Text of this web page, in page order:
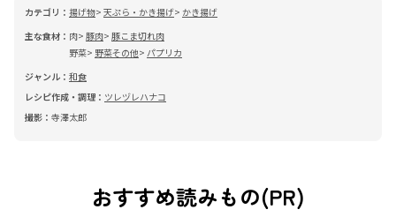
カテゴリ： 揚げ物 天ぷら・かき揚げ
かき揚げ
主な食材： 肉 豚肉 豚こま切れ肉
野菜
野菜その他 パプリカ
ジャンル： 和食
レシピ作成・調理： ツレヅレハナコ
撮影： 寺澤太郎
おすすめ読みもの(PR)